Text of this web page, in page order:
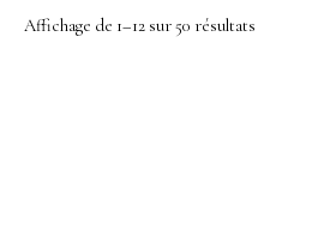
Affichage de 1–12 sur 50 résultats